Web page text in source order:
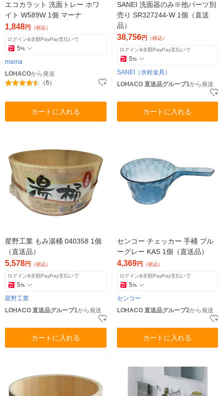
エコカラット 洗面トレー ホワ
イト W589W 1個 マーナ
1,848円 （税込）
ログイン&全額PayPay支払いで
5%
marna
LOHACOから発送
（6）
カートに入れる
SANEI 洗面器のみ※他パーツ別
売り SR327244-W 1個（直送
品）
38,756円 （税込）
ログイン&全額PayPay支払いで
5%
SANEI（水栓金具）
LOHACO 直送品グループ1から発送
カートに入れる
星野工業 もみ湯桶 040358 1個
（直送品）
5,578円 （税込）
ログイン&全額PayPay支払いで
5%
星野工業
LOHACO 直送品グループ1から発送
カートに入れる
センコー チェッカー 手桶 ブル
ーグレー KAS 1個（直送品）
4,369円 （税込）
ログイン&全額PayPay支払いで
5%
センコー
LOHACO 直送品グループ2から発送
カートに入れる